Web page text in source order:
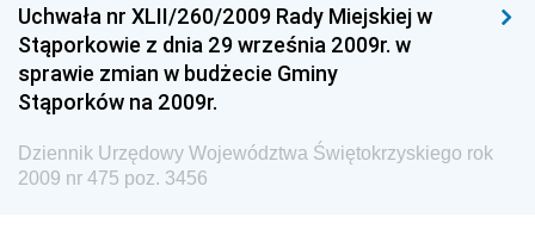
Dziennik Urzędowy Ministra Spraw Zagranicznych
Dziennik Urzędowy Centralnego Biura
Antykorupcyjnego
Wewnętrznego
Dziennik Urzędowy Urzędu Patentowego
Uchwała nr XLII/260/2009 Rady Miejskiej w
Stąporkowie z dnia 29 września 2009r. w
sprawie zmian w budżecie Gminy
Stąporków na 2009r.
Dziennik Urzędowy Województwa Świętokrzyskiego rok
2009 nr 475 poz. 3456